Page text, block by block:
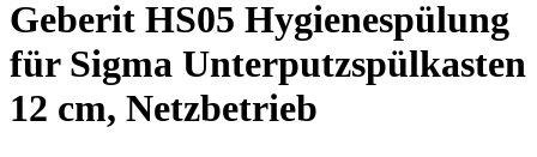
Geberit HS05 Hygienespülung
für Sigma Unterputzspülkasten
12 cm, Netzbetrieb